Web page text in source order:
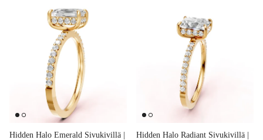
Hidden Halo Emerald Sivukivillä |
Hidden Halo Radiant Sivukivillä |